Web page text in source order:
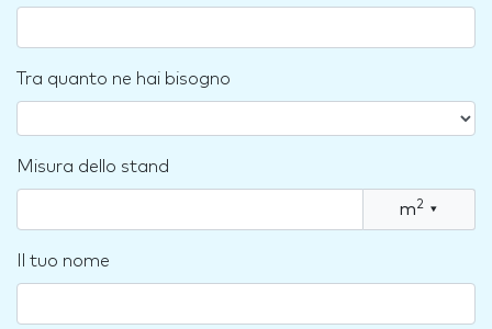
Tra quanto ne hai bisogno
Misura dello stand
m2 ▾
Il tuo nome